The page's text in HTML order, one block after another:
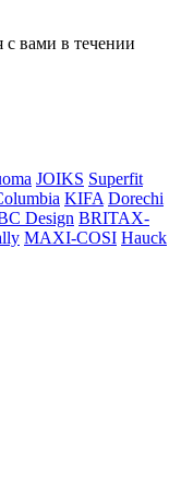
с вами в течении
JOIKS Superfit
KIFA Dorechi
Design BRITAX-
MAXI-COSI Hauck